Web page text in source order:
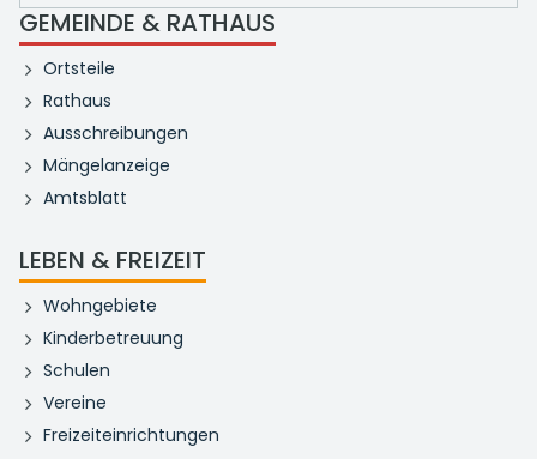
GEMEINDE & RATHAUS
Ortsteile
Rathaus
Ausschreibungen
Mängelanzeige
Amtsblatt
LEBEN & FREIZEIT
Wohngebiete
Kinderbetreuung
Schulen
Vereine
Freizeiteinrichtungen